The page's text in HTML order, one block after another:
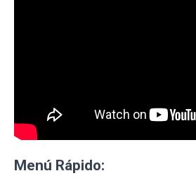
Menú Rápido: